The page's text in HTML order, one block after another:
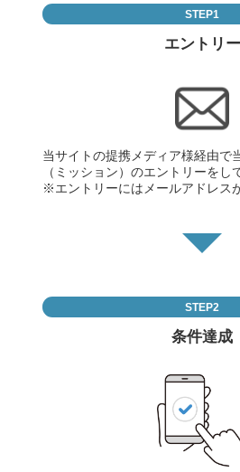
STEP1
エントリー
当サイトの提携メディア様経由で
（ミッション）のエントリーをし
※エントリーにはメールアドレス
STEP2
条件達成